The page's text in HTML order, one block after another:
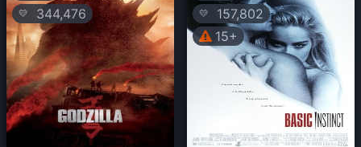
💛 344,476 💛
157,802
15+